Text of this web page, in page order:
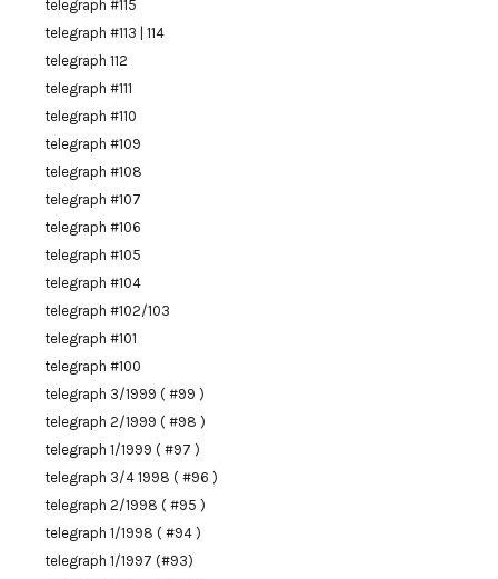
telegraph #115
telegraph #113 | 114
telegraph 112
telegraph #111
telegraph #110
telegraph #109
telegraph #108
telegraph #107
telegraph #106
telegraph #105
telegraph #104
telegraph #102/103
telegraph #101
telegraph #100
telegraph 3/1999 ( #99 )
telegraph 2/1999 ( #98 )
telegraph 1/1999 ( #97 )
telegraph 3/4 1998 ( #96 )
telegraph 2/1998 ( #95 )
telegraph 1/1998 ( #94 )
telegraph 1/1997 (#93)